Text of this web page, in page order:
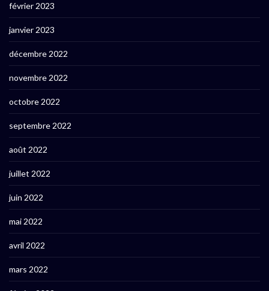
février 2023
janvier 2023
décembre 2022
novembre 2022
octobre 2022
septembre 2022
août 2022
juillet 2022
juin 2022
mai 2022
avril 2022
mars 2022